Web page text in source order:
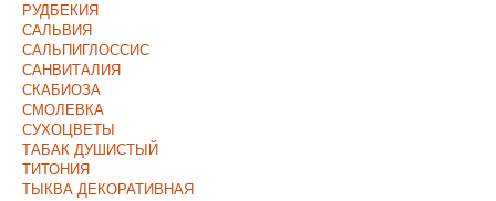
РУДБЕКИЯ
САЛЬВИЯ
САЛЬПИГЛОССИС
САНВИТАЛИЯ
СКАБИОЗА
СМОЛЕВКА
СУХОЦВЕТЫ
ТАБАК ДУШИСТЫЙ
ТИТОНИЯ
ТЫКВА ДЕКОРАТИВНАЯ